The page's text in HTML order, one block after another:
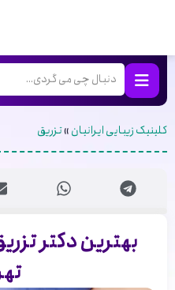
کلینیک زیبایی ایرانیان»تزریق
بهترین دکتر